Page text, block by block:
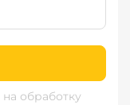
на обработку